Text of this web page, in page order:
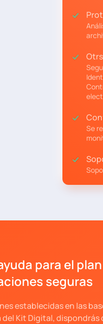
Se
para el
seguras
establecidas en las
Kit Digital, dispondrás